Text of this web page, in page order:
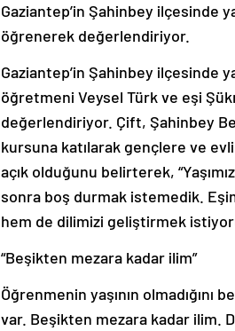
Gaziantep’in Şahinbey
öğrenerek değerlendiriyor.
Gaziantep’in Şahinbey ilçesinde
öğretmeni Veysel Türk ve eşi
değerlendiriyor. Çift, Şahinbey
kursuna katılarak gençlere ve
açık olduğunu belirterek,
sonra boş durmak istemedik.
hem de dilimizi geliştirmek
“Beşikten mezara kadar ilim”
Öğrenmenin yaşının
var. Beşikten mezara kadar ilim.